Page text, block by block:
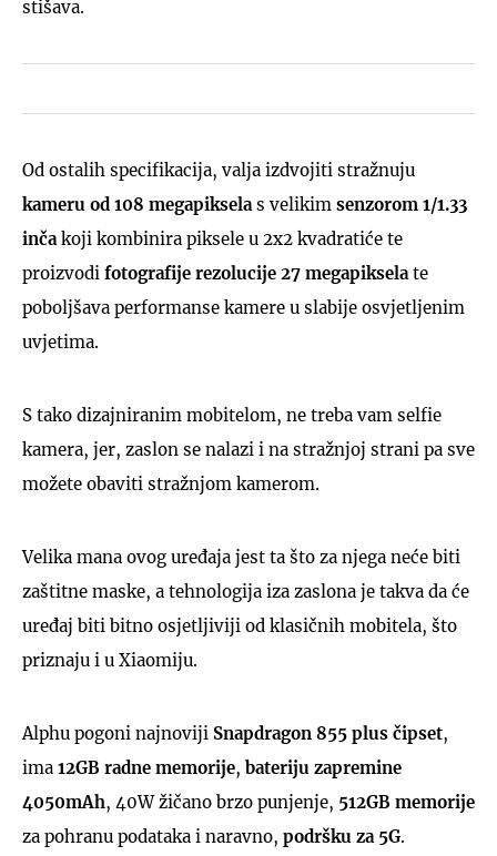
stišava.
Od ostalih specifikacija, valja izdvojiti stražnuju
kameru od 108 megapiksela s velikim senzorom 1/1.33
inča koji kombinira piksele u 2x2 kvadratiće te
proizvodi fotografije rezolucije 27 megapiksela te
poboljšava performanse kamere u slabije osvjetljenim
uvjetima.
S tako dizajniranim mobitelom, ne treba vam selfie
kamera, jer, zaslon se nalazi i na stražnjoj strani pa sve
možete obaviti stražnjom kamerom.
Velika mana ovog uređaja jest ta što za njega neće biti
zaštitne maske, a tehnologija iza zaslona je takva da će
uređaj biti bitno osjetljiviji od klasičnih mobitela, što
priznaju i u Xiaomiju.
Alphu pogoni najnoviji Snapdragon 855 plus čipset,
ima 12GB radne memorije, bateriju zapremine
4050mAh, 40W žičano brzo punjenje, 512GB memorije
za pohranu podataka i naravno, podršku za 5G.